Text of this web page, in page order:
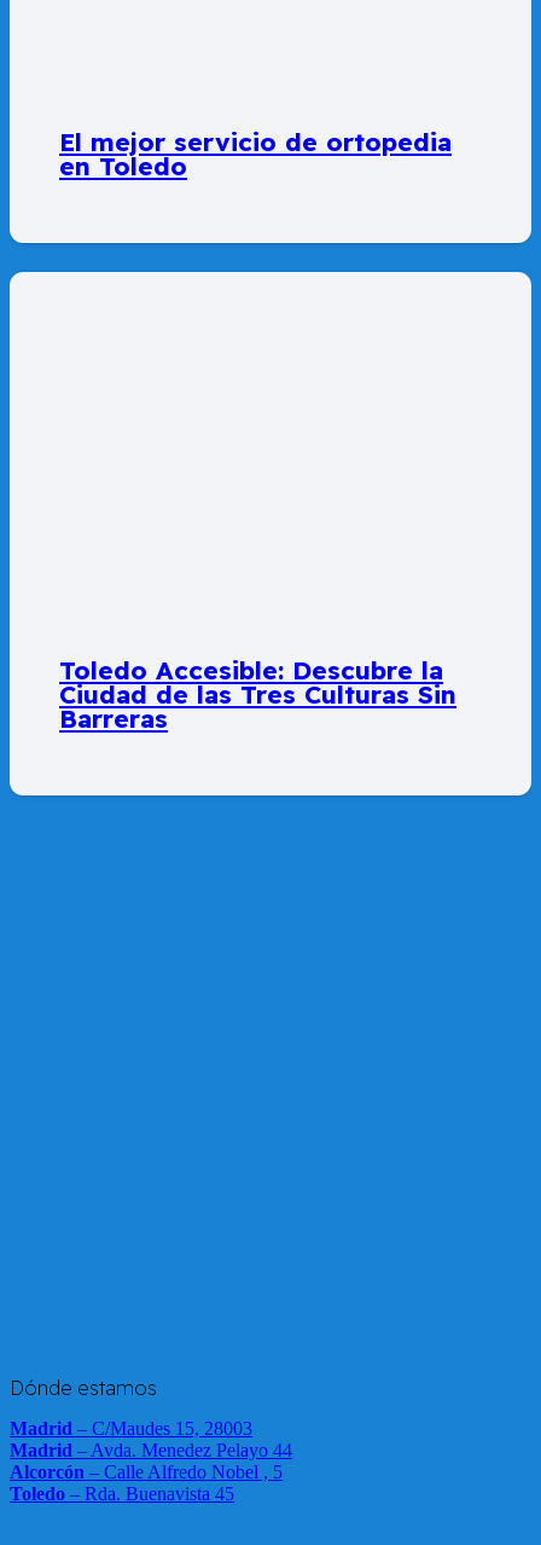
El mejor servicio de ortopedia
en Toledo
Toledo Accesible: Descubre la
Ciudad de las Tres Culturas Sin
Barreras
Dónde estamos
Madrid – C/Maudes 15, 28003
Madrid – Avda. Menedez Pelayo 44
Alcorcón – Calle Alfredo Nobel , 5
Toledo – Rda. Buenavista 45